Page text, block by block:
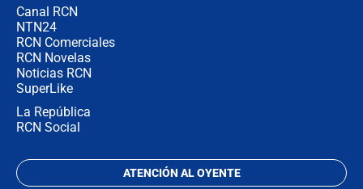
Canal RCN
NTN24
RCN Comerciales
RCN Novelas
Noticias RCN
SuperLike
La República
RCN Social
ATENCIÓN AL OYENTE